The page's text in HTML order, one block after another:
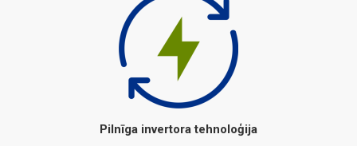
Pilnīga invertora tehnoloģija